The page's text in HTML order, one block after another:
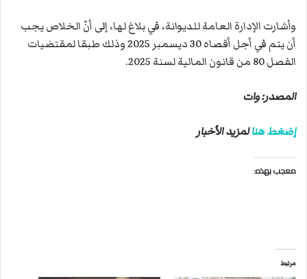
وأشارت الإدارة العامة للديوانة، في بلاغ لها، إلى أنّ الخلاص يجب
أن يتم في أجل أقصاه 30 ديسمبر 2025 وذلك طبقا لمقتضيات
الفصل 80 من قانون المالية لسنة 2025.
المصدر: وات
إضغط هنالمزيد الأخبار
معجب بهذه:
مرتبط